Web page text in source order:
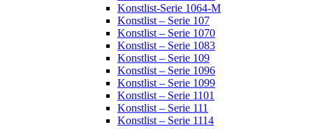
Konstlist-Serie 1064-M
Konstlist – Serie 107
Konstlist – Serie 1070
Konstlist – Serie 1083
Konstlist – Serie 109
Konstlist – Serie 1096
Konstlist – Serie 1099
Konstlist – Serie 1101
Konstlist – Serie 111
Konstlist – Serie 1114